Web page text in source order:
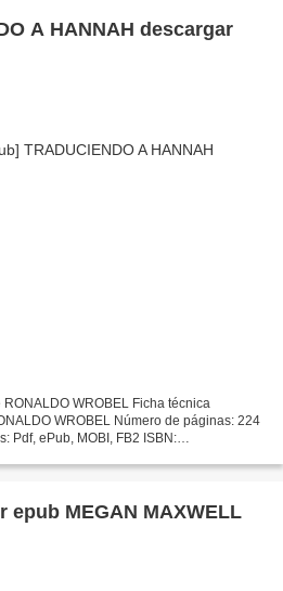
A HANNAH descargar
WROBEL Ficha técnica
WROBEL Número de páginas: 224
Pdf, ePub, MOBI, FB2 ISBN:
epub MEGAN MAXWELL